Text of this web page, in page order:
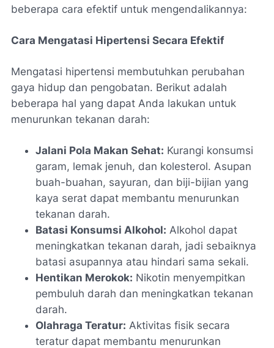
beberapa cara efektif untuk mengendalikannya:
Cara Mengatasi Hipertensi Secara Efektif
Mengatasi hipertensi membutuhkan perubahan
gaya hidup dan pengobatan. Berikut adalah
beberapa hal yang dapat Anda lakukan untuk
menurunkan tekanan darah:
Jalani Pola Makan Sehat: Kurangi konsumsi
garam, lemak jenuh, dan kolesterol. Asupan
buah-buahan, sayuran, dan biji-bijian yang
kaya serat dapat membantu menurunkan
tekanan darah.
Batasi Konsumsi Alkohol: Alkohol dapat
meningkatkan tekanan darah, jadi sebaiknya
batasi asupannya atau hindari sama sekali.
Hentikan Merokok: Nikotin menyempitkan
pembuluh darah dan meningkatkan tekanan
darah.
Olahraga Teratur: Aktivitas fisik secara
teratur dapat membantu menurunkan